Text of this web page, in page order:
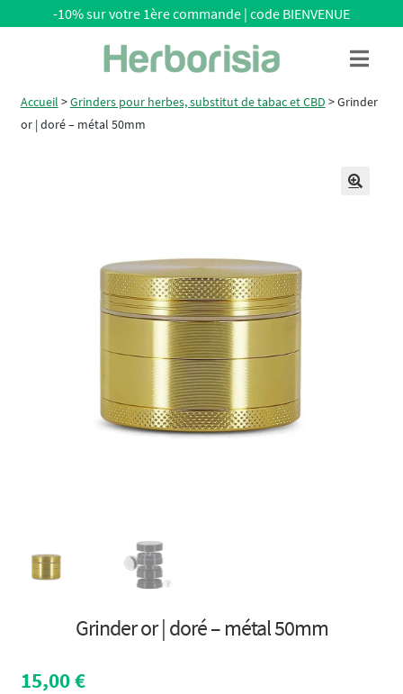
navigation
-10% sur votre 1ère commande | code BIENVENUE
Menu
Accueil >Grinders pour herbes, substitut de tabac et CBD >Grinder
or | doré – métal 50mm
Grinder or | doré – métal 50mm
15,00€